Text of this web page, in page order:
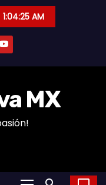
1:04:25 AM
MX